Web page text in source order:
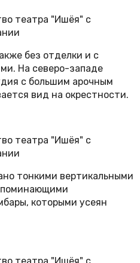
без отделки и с
На северо-западе
с большим арочным
вид на окрестности.
тонкими вертикальными
которыми усеян